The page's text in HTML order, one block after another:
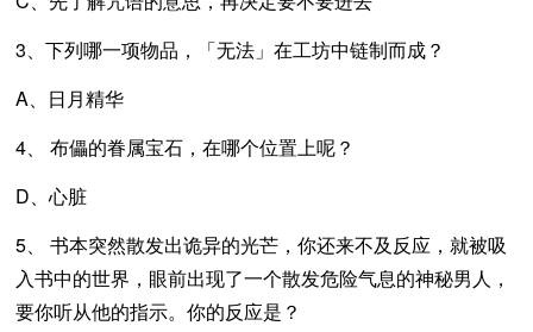
3、下列哪一项物品，「无法」在工坊中链制而成？
A、日月精华
4、 布儡的眷属宝石，在哪个位置上呢？
D、心脏
5、 书本突然散发出诡异的光芒，你还来不及反应，就被吸
入书中的世界，眼前出现了一个散发危险气息的神秘男人，
要你听从他的指示。你的反应是？